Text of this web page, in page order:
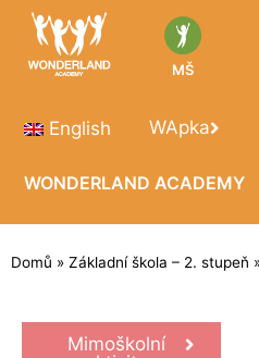
MŠ
English WApka
WONDERLAND ACADEMY
Domů » Základní škola – 2. stupeň
Mimoškolní